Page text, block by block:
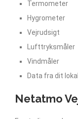
Termometer
Hygrometer
Vejrudsigt
Lufttryksmåler
Vindmåler
Data fra dit
Netatmo